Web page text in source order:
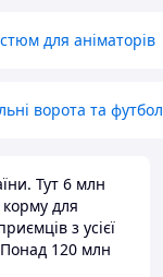
для аніматорів
ворота та
Тут 6 млн
корму для
з усієї
120 млн